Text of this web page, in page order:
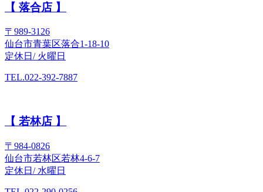
【 落合店 】
〒989-3126
仙台市青葉区落合1-18-10
定休日/ 火曜日
TEL.022-392-7887
【 若林店 】
〒984-0826
仙台市若林区若林4-6-7
定休日/ 水曜日